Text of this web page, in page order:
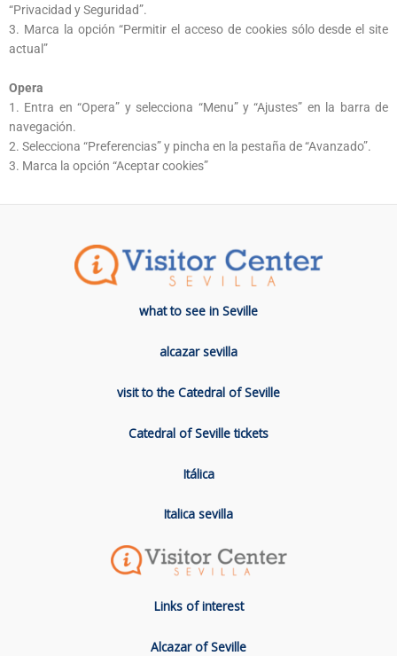
“Privacidad y Seguridad”.
3. Marca la opción “Permitir el acceso de cookies sólo desde el site
actual”
Opera
1. Entra en “Opera” y selecciona “Menu” y “Ajustes” en la barra de
navegación.
2. Selecciona “Preferencias” y pincha en la pestaña de “Avanzado”.
3. Marca la opción “Aceptar cookies”
what to see in Seville
alcazar sevilla
visit to the Catedral of Seville
Catedral of Seville tickets
Itálica
Italica sevilla
Links of interest
Alcazar of Seville